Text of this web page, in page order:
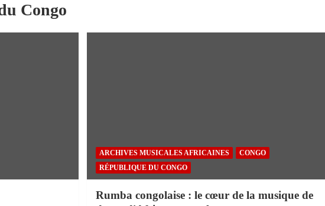
Congo
ARCHIVES MUSICALES AFRICAINES
CONGO
RÉPUBLIQUE DU CONGO
Rumba congolaise : le cœur de la musique de